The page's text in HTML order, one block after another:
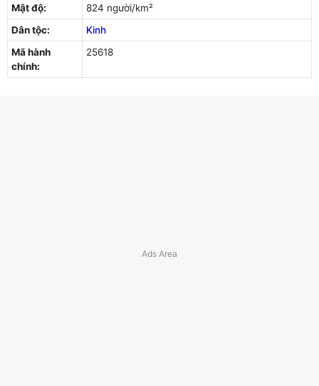
Mật độ:
824 người/km²
Dân tộc:
Kinh
Mã hành
chính:
25618